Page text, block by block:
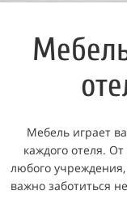
Мебель играет
каждого отеля.
любого
важно заботиться